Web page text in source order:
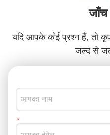
जाँच
यदि आपके कोई प्रश्न हैं, तो
जल्द से